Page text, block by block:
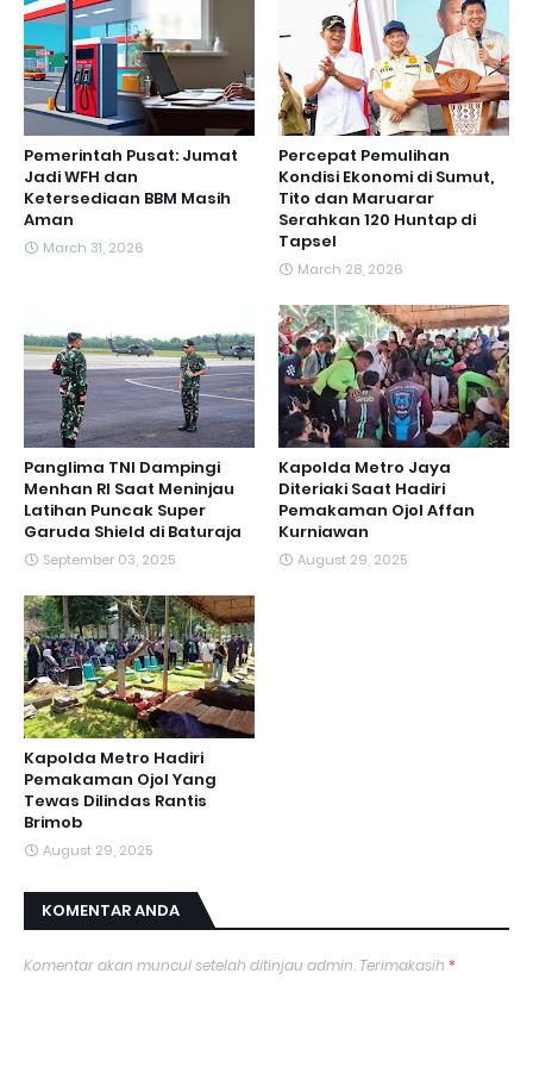
Pemerintah Pusat: Jumat
Jadi WFH dan
Ketersediaan BBM Masih
Aman
March 31, 2026
Percepat Pemulihan
Kondisi Ekonomi di Sumut,
Tito dan Maruarar
Serahkan 120 Huntap di
Tapsel
March 28, 2026
Panglima TNI Dampingi
Menhan RI Saat Meninjau
Latihan Puncak Super
Garuda Shield di Baturaja
September 03, 2025
Kapolda Metro Jaya
Diteriaki Saat Hadiri
Pemakaman Ojol Affan
Kurniawan
August 29, 2025
Kapolda Metro Hadiri
Pemakaman Ojol Yang
Tewas Dilindas Rantis
Brimob
August 29, 2025
KOMENTAR ANDA
Komentar akan muncul setelah ditinjau admin. Terimakasih *